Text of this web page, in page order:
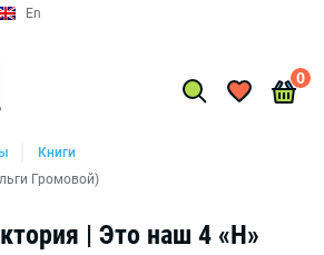
Книги
Громовой)
| Это наш 4 «Н»
En
0